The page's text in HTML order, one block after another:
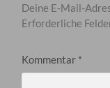
Deine E-Mail-
Erforderliche
Kommentar *